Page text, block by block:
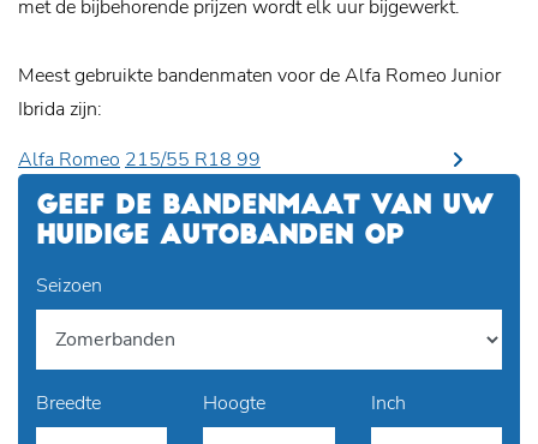
met de bijbehorende prijzen wordt elk uur bijgewerkt.
Meest gebruikte bandenmaten voor de Alfa Romeo Junior
Ibrida zijn:
Alfa Romeo 215/55 R18 99
GEEF DE BANDENMAAT VAN UW
HUIDIGE AUTOBANDEN OP
Seizoen
Breedte Hoogte Inch